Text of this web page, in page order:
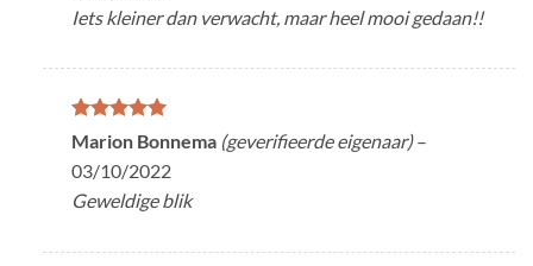
Iets kleiner dan verwacht, maar heel mooi gedaan!!
Gewaardeerd
5 uit 5
Marion Bonnema (geverifieerde eigenaar) –
03/10/2022
Geweldige blik